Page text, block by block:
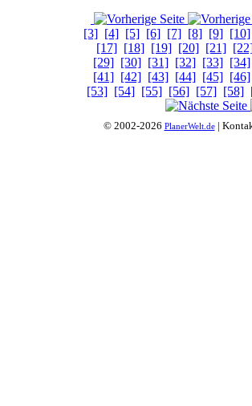
[3] [4] [5] [6] [7] [8] [9] [10]
[17] [18] [19] [20] [21]
[29] [30] [31] [32] [33] [34]
[41] [42] [43] [44] [45] [46]
[53] [54] [55] [56] [57] [58]
© 2002-2026 PlanerWelt.de|